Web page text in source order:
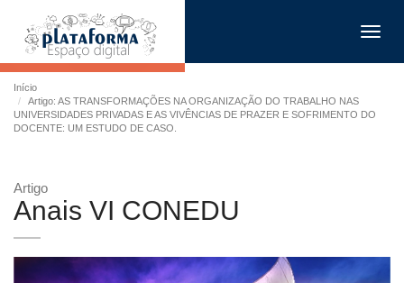
Início
Artigo: AS TRANSFORMAÇÕES NA ORGANIZAÇÃO DO TRABALHO NAS
UNIVERSIDADES PRIVADAS E AS VIVÊNCIAS DE PRAZER E SOFRIMENTO DO
DOCENTE: UM ESTUDO DE CASO.
Artigo
Anais VI CONEDU